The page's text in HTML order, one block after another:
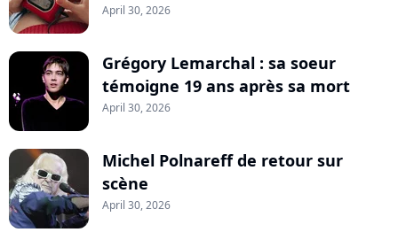
April 30, 2026
Grégory Lemarchal : sa soeur
témoigne 19 ans après sa mort
April 30, 2026
Michel Polnareff de retour sur
scène
April 30, 2026